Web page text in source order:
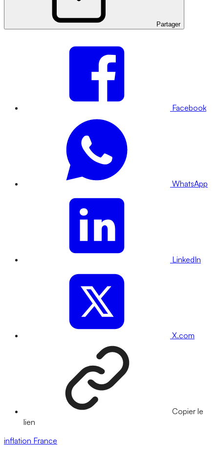
Partager
Facebook
WhatsApp
LinkedIn
X.com
Copier le
lien
inflation France